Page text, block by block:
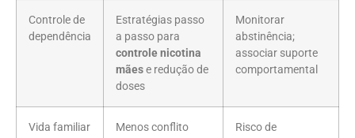
Controle de
dependência
Estratégias passo
a passo para
controle nicotina
mãese redução de
doses
Monitorar
abstinência;
associar suporte
comportamental
Vida familiar
Menos conflito
Risco de